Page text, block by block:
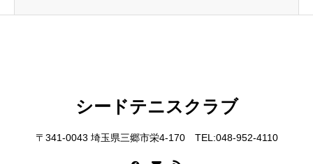
シードテニスクラブ
〒341-0043 埼玉県三郷市栄4-170 TEL:048-952-4110